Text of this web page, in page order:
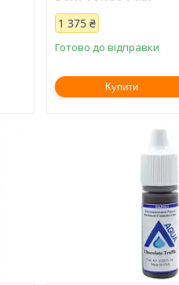
1 375 ₴
Готово до відправки
Купити